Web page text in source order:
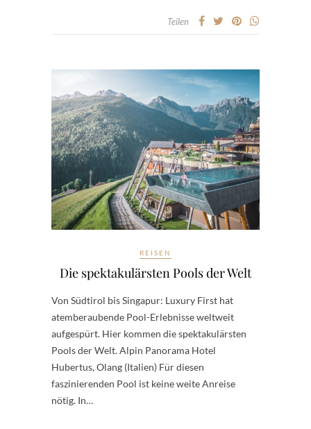
Teilen
REISEN
Die spektakulärsten Pools der Welt
Von Südtirol bis Singapur: Luxury First hat
atemberaubende Pool-Erlebnisse weltweit
aufgespürt. Hier kommen die spektakulärsten
Pools der Welt. Alpin Panorama Hotel
Hubertus, Olang (Italien) Für diesen
faszinierenden Pool ist keine weite Anreise
nötig. In…